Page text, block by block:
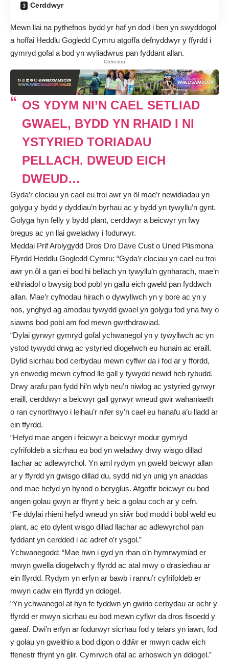
Cerddwyr
Mewn llai na pythefnos bydd yr haf yn dod i ben yn swyddogol
a hoffai Heddlu Gogledd Cymru atgoffa defnyddwyr y ffyrdd i
gymryd gofal a bod yn wyliadwrus pan fyddant allan.
- Cofrestru -
OS YDYM NI’N CAEL SETLIAD
GWAEL, BYDD YN RHAID I NI
YSTYRIED TORIADAU
PELLACH. DWEUD EICH
DWEUD…
Gyda’r clociau yn cael eu troi awr yn ôl mae’r newidiadau yn
golygu y bydd y dyddiau’n byrhau ac y bydd yn tywyllu’n gynt.
Golyga hyn felly y bydd plant, cerddwyr a beicwyr yn fwy
bregus ac yn llai gweladwy i fodurwyr.
Meddai Prif Arolygydd Dros Dro Dave Cust o Uned Plismona
Ffyrdd Heddlu Gogledd Cymru: “Gyda’r clociau yn cael eu troi
awr yn ôl a gan ei bod hi bellach yn tywyllu’n gynharach, mae’n
eithriadol o bwysig bod pobl yn gallu eich gweld pan fyddwch
allan. Mae’r cyfnodau hirach o dywyllwch yn y bore ac yn y
nos, ynghyd ag amodau tywydd gwael yn golygu fod yna fwy o
siawns bod pobl am fod mewn gwrthdrawiad.
“Dylai gyrwyr gymryd gofal ychwanegol yn y tywyllwch ac yn
ystod tywydd drwg ac ystyried diogelwch eu hunain ac eraill.
Dylid sicrhau bod cerbydau mewn cyflwr da i fod ar y ffordd,
yn enwedig mewn cyfnod lle gall y tywydd newid heb rybudd.
Drwy arafu pan fydd hi’n wlyb neu’n niwlog ac ystyried gyrwyr
eraill, cerddwyr a beicwyr gall gyrwyr wneud gwir wahaniaeth
o ran cynorthwyo i leihau’r nifer sy’n cael eu hanafu a’u lladd ar
ein ffyrdd.
“Hefyd mae angen i feicwyr a beicwyr modur gymryd
cyfrifoldeb a sicrhau eu bod yn weladwy drwy wisgo dillad
llachar ac adlewyrchol. Yn aml rydym yn gweld beicwyr allan
ar y ffyrdd yn gwisgo dillad du, sydd nid yn unig yn anaddas
ond mae hefyd yn hynod o beryglus. Atgoffir beicwyr eu bod
angen golau gwyn ar ffrynt y beic a golau coch ar y cefn.
“Fe ddylai rhieni hefyd wneud yn siŵr bod modd i bobl weld eu
plant, ac eto dylent wisgo dillad llachar ac adlewyrchol pan
fyddant yn cerdded i ac adref o’r ysgol.”
Ychwanegodd: “Mae hwn i gyd yn rhan o’n hymrwymiad er
mwyn gwella diogelwch y ffyrdd ac atal mwy o drasiedïau ar
ein ffyrdd. Rydym yn erfyn ar bawb i rannu’r cyfrifoldeb er
mwyn cadw ein ffyrdd yn ddiogel.
“Yn ychwanegol at hyn fe fyddwn yn gwirio cerbydau ar ochr y
ffyrdd er mwyn sicrhau eu bod mewn cyflwr da dros fisoedd y
gaeaf. Dwi’n erfyn ar fodurwyr sicrhau fod y teiars yn iawn, fod
y golau yn gweithio a bod digon o ddŵr er mwyn cadw eich
ffenestr ffrynt yn glir. Cymrwch ofal ac arhoswch yn ddiogel.”